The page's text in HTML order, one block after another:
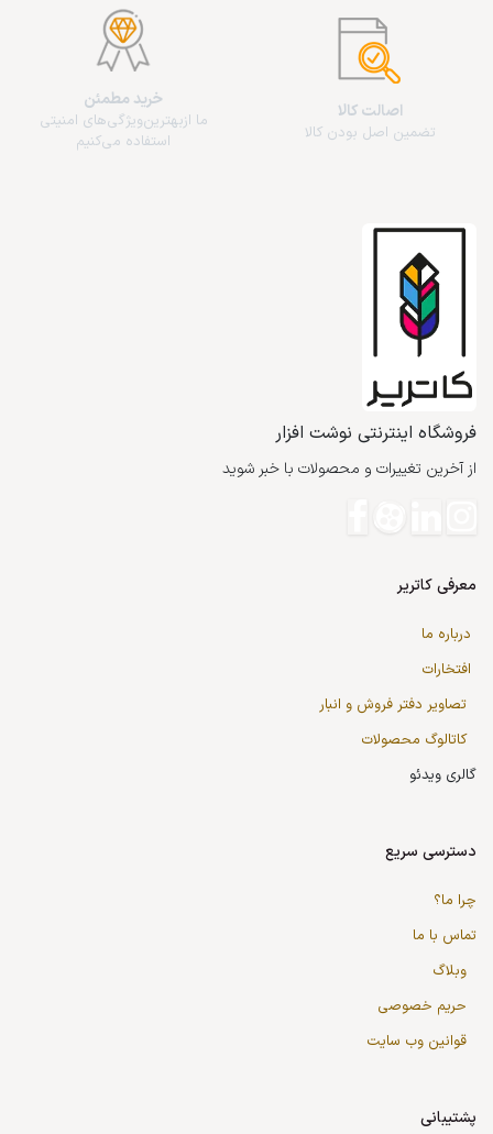
اصالت کالا
تضمین اصل بودن کالا
خرید مطمئن
ما از‌بهترین‌ویژگی‌های امنیتی
استفاده می‌کنیم
فروشگاه اینترنتی نوشت افزار
از آخرین تغییرات و محصولات با خبر شوید
معرفی کاتریر
درباره ما
افتخارات
تصاویر دفتر فروش و انبار
کاتالوگ محصولات
گالری ویدئو
دسترسی سریع
چرا ما؟
تماس با ما
وبلاگ
حریم خصوصی
قوانین وب سایت
پشتیبانی